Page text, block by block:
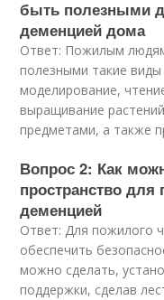
быть полезными
деменцией дома
Ответ: Пожилым
полезными такие виды
моделирование,
выращивание
предметами, а также
Вопрос 2: Как
пространство для
деменцией
Ответ: Для пожилого
обеспечить
можно сделать,
поддержки, сделав